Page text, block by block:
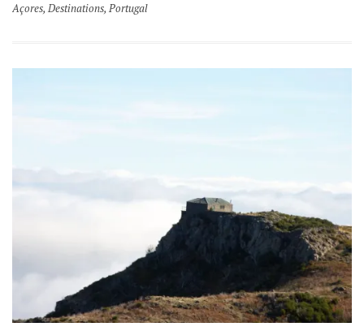
Açores,Destinations,Portugal